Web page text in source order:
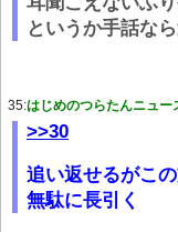
というか手話な
35:はじめのつらたんニュー
>>30
追い返せるがこ
無駄に長引く